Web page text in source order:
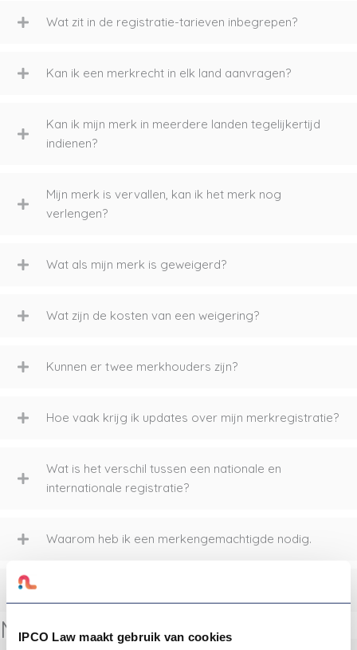
IPCO Law maakt gebruik van cookies
Wat zit in de registratie-tarieven inbegrepen?
Kan ik een merkrecht in elk land aanvragen?
Kan ik mijn merk in meerdere landen tegelijkertijd
indienen?
Mijn merk is vervallen, kan ik het merk nog
verlengen?
Wat als mijn merk is geweigerd?
Wat zijn de kosten van een weigering?
Kunnen er twee merkhouders zijn?
Hoe vaak krijg ik updates over mijn merkregistratie?
Wat is het verschil tussen een nationale en
internationale registratie?
Waarom heb ik een merkengemachtigde nodig.
Model